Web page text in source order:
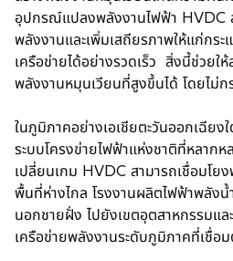
อุปกรณ์แปลงพลังงานไฟฟ้า HVDC
พลังงานและเพิ่มเสถียรภาพให้แก่กร
เครือข่ายได้อย่างรวดเร็ว สิ่งนี้ช่วยใ
พลังงานหมุนเวียนที่สูงขึ้นได้ โดยไม่
ในภูมิภาคอย่างเอเชียตะวันออกเฉียง
ระบบโครงข่ายไฟฟ้าแห่งชาติที่หลากห
เปลี่ยนเกม HVDC สามารถเชื่อมโย
พื้นที่ห่างไกล โรงงานผลิตไฟฟ้าพลังน้
นอกชายฝั่ง ไปยังเขตอุตสาหกรรมแล
เครือข่ายพลังงานระดับภูมิภาคที่เชื่อ